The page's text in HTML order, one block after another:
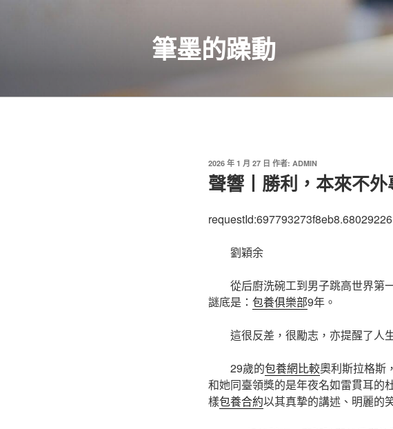
筆墨的躁動
發
佈
於
2026 年 1 月 27 日 作者: ADMIN
聲響丨勝利，本來不
劉穎余
從后廚洗碗工到男子跳高世界第
謎底是： 包養俱樂部9年。
這很反差，很勵志，亦提醒了人
29歲的包養網比較奧利斯拉格斯
和她同臺領獎的是年夜名如雷貫耳的
樣包養合約以其真摯的講述、明麗的